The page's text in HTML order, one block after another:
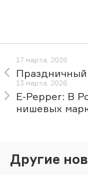
17 марта, 2026
13 марта, 2026
E-Pepper: В
нишевых
Другие